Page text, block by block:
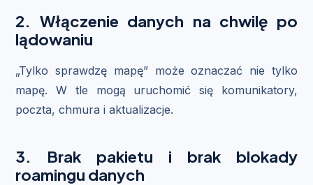
2. Włączenie danych na chwilę po
lądowaniu
„Tylko sprawdzę mapę” może oznaczać nie tylko
mapę. W tle mogą uruchomić się komunikatory,
poczta, chmura i aktualizacje.
3. Brak pakietu i brak blokady
roamingu danych